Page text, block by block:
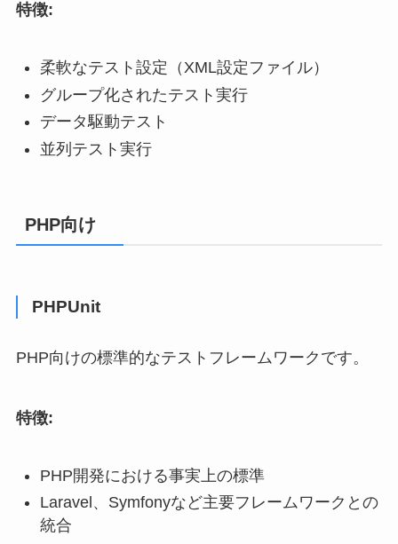
特徴:
柔軟なテスト設定（XML設定ファイル）
グループ化されたテスト実行
データ駆動テスト
並列テスト実行
PHP向け
PHPUnit
PHP向けの標準的なテストフレームワークです。
特徴:
PHP開発における事実上の標準
Laravel、Symfonyなど主要フレームワークとの
統合